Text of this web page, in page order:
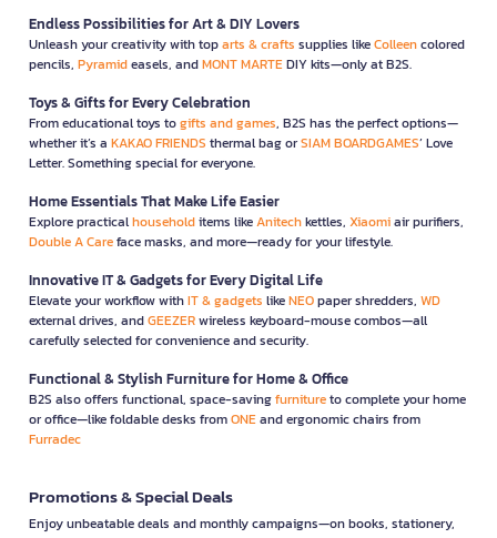
Endless Possibilities for Art & DIY Lovers
Unleash your creativity with toparts & crafts supplies likeColleencolored
pencils, Pyramideasels, andMONT MARTEDIY kits—only at B2S.
Toys & Gifts for Every Celebration
From educational toys togifts and games, B2S has the perfect options—
whether it’s a KAKAO FRIENDS thermal bag orSIAM BOARDGAMES’ Love
Letter. Something special for everyone.
Home Essentials That Make Life Easier
Explore practicalhouseholditems likeAnitechkettles, Xiaomiair purifiers,
Double A Careface masks, and more—ready for your lifestyle.
Innovative IT & Gadgets for Every Digital Life
Elevate your workflow withIT & gadgets likeNEOpaper shredders, WD
external drives, andGEEZERwireless keyboard-mouse combos—all
carefully selected for convenience and security.
Functional & Stylish Furniture for Home & Office
B2S also offers functional, space-savingfurnitureto complete your home
or office—like foldable desks fromONEand ergonomic chairs from
Furradec
Promotions & Special Deals
Enjoy unbeatable deals and monthly campaigns—on books, stationery,